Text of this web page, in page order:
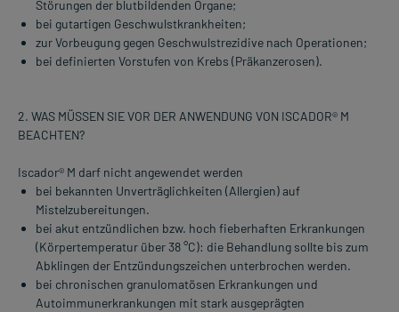
Störungen der blutbildenden Organe;
bei gutartigen Geschwulstkrankheiten;
zur Vorbeugung gegen Geschwulstrezidive nach Operationen;
bei definierten Vorstufen von Krebs (Präkanzerosen).
2. WAS MÜSSEN SIE VOR DER ANWENDUNG VON ISCADOR® M
BEACHTEN?
Iscador® M darf nicht angewendet werden
bei bekannten Unverträglichkeiten (Allergien) auf
Mistelzubereitungen.
bei akut entzündlichen bzw. hoch fieberhaften Erkrankungen
(Körpertemperatur über 38 °C): die Behandlung sollte bis zum
Abklingen der Entzündungszeichen unterbrochen werden.
bei chronischen granulomatösen Erkrankungen und
Autoimmunerkrankungen mit stark ausgeprägten